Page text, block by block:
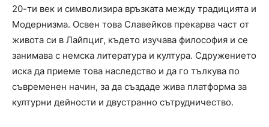
20-ти век и символизира връзката между традицията и
Модернизма. Освен това Славейков прекарва част от
живота си в Лайпциг, където изучава философия и се
занимава с немска литература и култура. Сдружението
иска да приеме това наследство и да го тълкува по
съвременен начин, за да създаде жива платформа за
културни дейности и двустранно сътрудничество.